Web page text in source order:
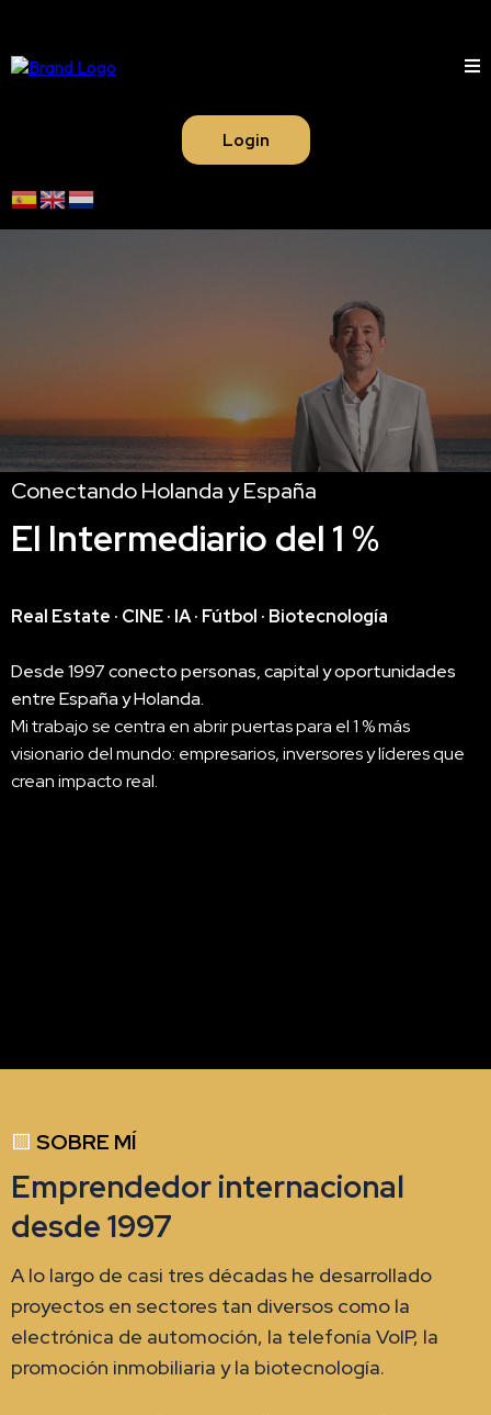
Login
Conectando Holanda y España
El Intermediario del 1 %
Real Estate · CINE · IA · Fútbol · Biotecnología
Desde 1997 conecto personas, capital y oportunidades
entre España y Holanda.
Mi trabajo se centra en abrir puertas para el 1 % más
visionario del mundo: empresarios, inversores y líderes que
crean impacto real.
🟨 SOBRE MÍ
Emprendedor internacional
desde 1997
A lo largo de casi tres décadas he desarrollado
proyectos en sectores tan diversos como la
electrónica de automoción, la telefonía VoIP, la
promoción inmobiliaria y la biotecnología.